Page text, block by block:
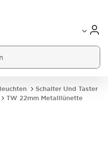
Schalter Und Taster
TW 22mm Metalllünette